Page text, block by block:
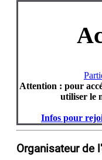
Attention : pour
utiliser le
Infos pour
Organisateur de